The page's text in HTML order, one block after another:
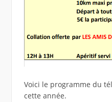
Voici le programme du
cette année.